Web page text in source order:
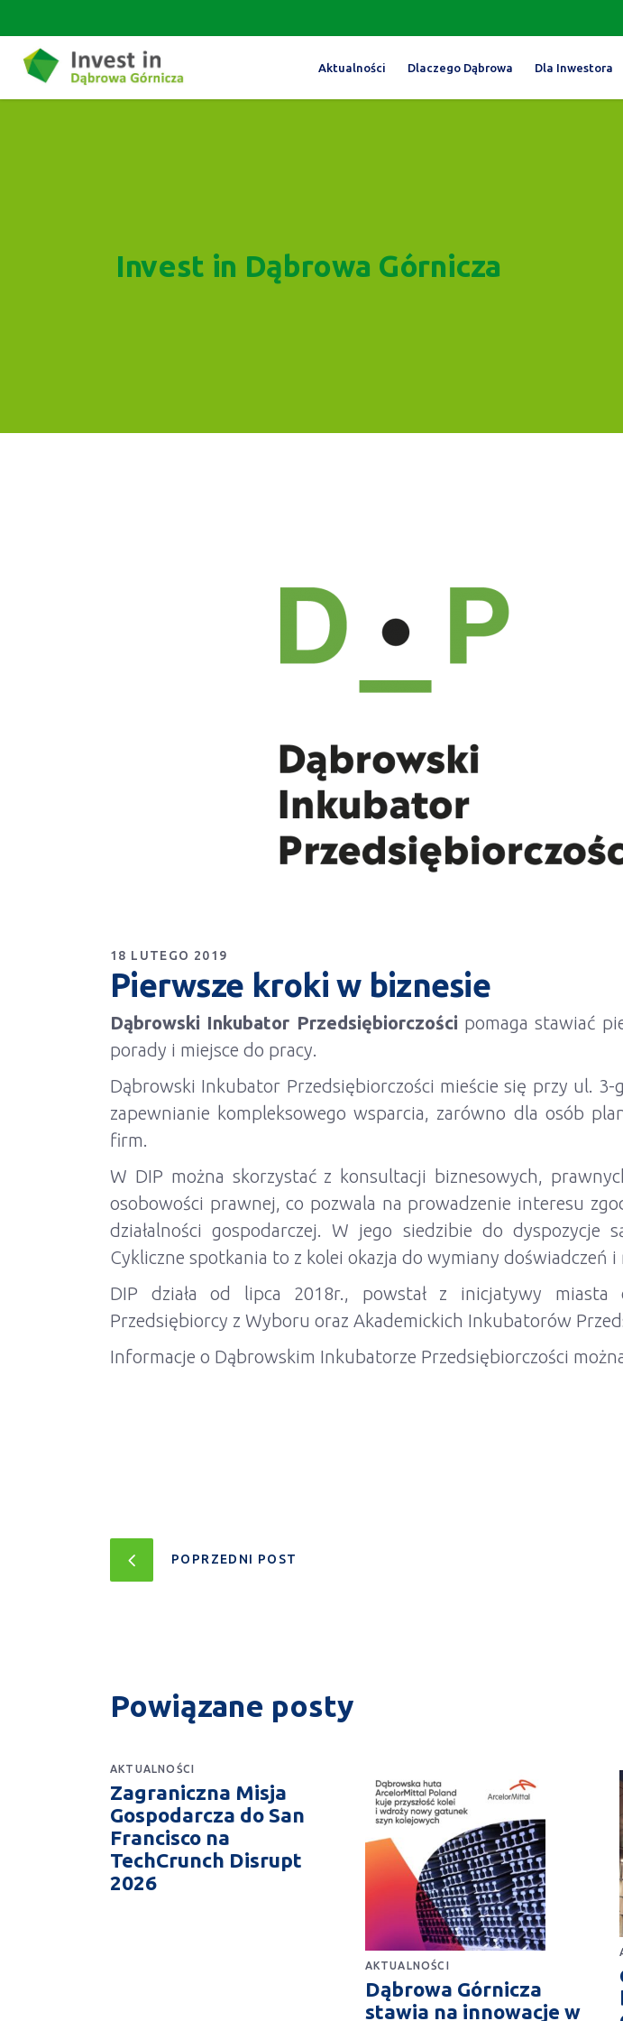
Aktualności Dlaczego Dąbrowa Dla Inwestora
Invest in Dąbrowa Górnicza
18 LUTEGO 2019
Pierwsze kroki w biznesie
Dąbrowski Inkubator Przedsiębiorczości pomaga stawiać
porady i miejsce do pracy.
Dąbrowski Inkubator Przedsiębiorczości mieście się przy ul.
zapewnianie kompleksowego wsparcia, zarówno dla osób
firm.
W DIP można skorzystać z konsultacji biznesowych,
osobowości prawnej, co pozwala na prowadzenie interesu
działalności gospodarczej. W jego siedzibie do
Cykliczne spotkania to z kolei okazja do wymiany doświadczeń
DIP działa od lipca 2018r., powstał z inicjatywy miasta
Przedsiębiorcy z Wyboru oraz Akademickich Inkubatorów
Informacje o Dąbrowskim Inkubatorze Przedsiębiorczości
POPRZEDNI POST
Powiązane posty
AKTUALNOŚCI
Zagraniczna Misja
Gospodarcza do San
Francisco na
TechCrunch Disrupt
2026
AKTUALNOŚCI
Dąbrowa Górnicza
stawia na innowacje w